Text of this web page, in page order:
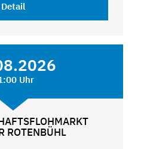
Detail
Uhr
ROTENBÜHL